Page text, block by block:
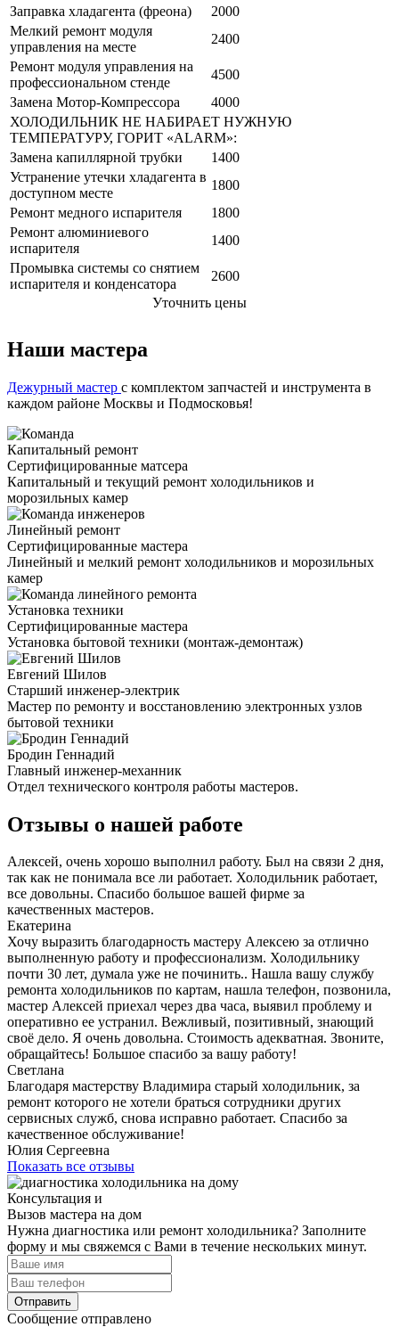
Заправка хладагента (фреона)
2000
Мелкий ремонт модуля
управления на месте
2400
Ремонт модуля управления на
профессиональном стенде
4500
Замена Мотор-Компрессора
4000
ХОЛОДИЛЬНИК НЕ НАБИРАЕТ НУЖНУЮ
ТЕМПЕРАТУРУ, ГОРИТ «ALARM»:
Замена капиллярной трубки
1400
Устранение утечки хладагента в
доступном месте
1800
Ремонт медного испарителя
1800
Ремонт алюминиевого
испарителя
1400
Промывка системы со снятием
испарителя и конденсатора
2600
Уточнить цены
Наши мастера
Дежурный мастер с комплектом запчастей и инструмента в
каждом районе Москвы и Подмосковья!
Капитальный ремонт
Сертифицированные матсера
Капитальный и текущий ремонт холодильников и
морозильных камер
Линейный ремонт
Сертифицированные мастера
Линейный и мелкий ремонт холодильников и морозильных
камер
Установка техники
Сертифицированные мастера
Установка бытовой техники (монтаж-демонтаж)
Евгений Шилов
Старший инженер-электрик
Мастер по ремонту и восстановлению электронных узлов
бытовой техники
Бродин Геннадий
Главный инженер-механник
Отдел технического контроля работы мастеров.
Отзывы о нашей работе
Алексей, очень хорошо выполнил работу. Был на связи 2 дня,
так как не понимала все ли работает. Холодильник работает,
все довольны. Спасибо большое вашей фирме за
качественных мастеров.
Екатерина
Хочу выразить благодарность мастеру Алексею за отлично
выполненную работу и профессионализм. Холодильнику
почти 30 лет, думала уже не починить.. Нашла вашу службу
ремонта холодильников по картам, нашла телефон, позвонила,
мастер Алексей приехал через два часа, выявил проблему и
оперативно ее устранил. Вежливый, позитивный, знающий
своё дело. Я очень довольна. Стоимость адекватная. Звоните,
обращайтесь! Большое спасибо за вашу работу!
Светлана
Благодаря мастерству Владимира старый холодильник, за
ремонт которого не хотели браться сотрудники других
сервисных служб, снова исправно работает. Спасибо за
качественное обслуживание!
Юлия Сергеевна
Показать все отзывы
Консультация и
Вызов мастера на дом
Нужна диагностика или ремонт холодильника? Заполните
форму и мы свяжемся с Вами в течение нескольких минут.
Отправить
Сообщение отправлено